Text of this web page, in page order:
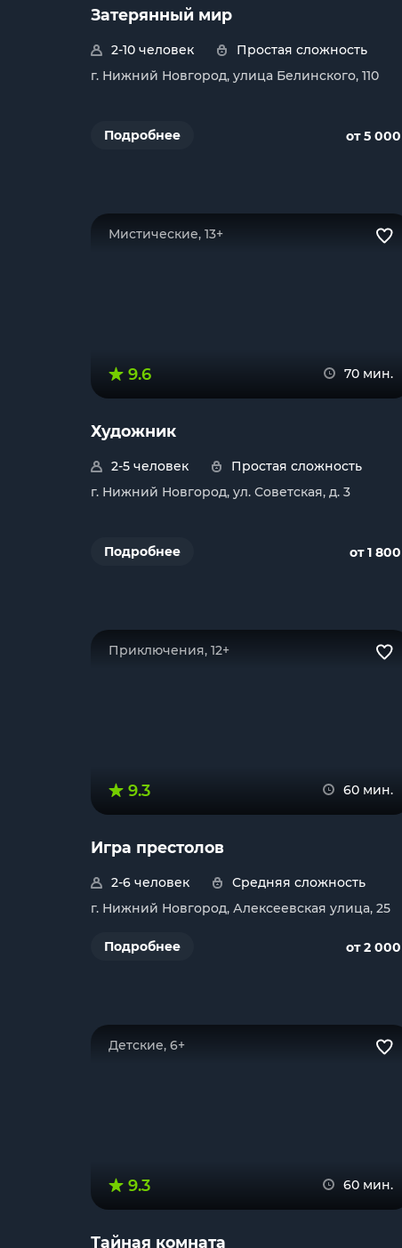
Затерянный мир
2-10 человек
Простая сложность
г. Нижний Новгород, улица Белинского, 110
Подробнее от 5 000
Мистические, 13+
9.6 70 мин.
Художник
2-5 человек
Простая сложность
г. Нижний Новгород, ул. Советская, д. 3
Подробнее от 1 800
Приключения, 12+
9.3 60 мин.
Игра престолов
2-6 человек
Средняя сложность
г. Нижний Новгород, Алексеевская улица, 25
Подробнее от 2 000
Детские, 6+
9.3 60 мин.
Тайная комната